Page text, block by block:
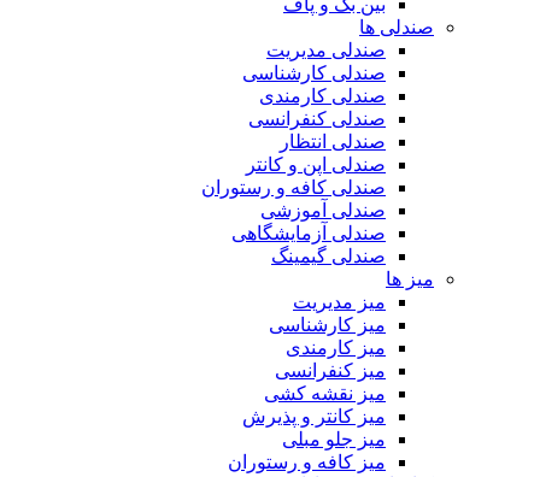
بین بگ و پاف
صندلی ها
صندلی مدیریت
صندلی کارشناسی
صندلی کارمندی
صندلی کنفرانسی
صندلی انتظار
صندلی اپن و کانتر
صندلی کافه و رستوران
صندلی آموزشی
صندلی آزمایشگاهی
صندلی گیمینگ
میز ها
میز مدیریت
میز کارشناسی
میز کارمندی
میز کنفرانسی
میز نقشه کشی
میز کانتر و پذیرش
میز جلو مبلی
میز کافه و رستوران